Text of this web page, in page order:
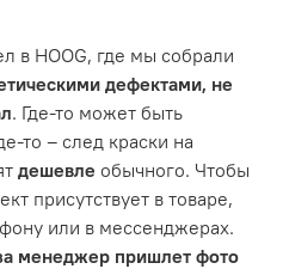
в HOOG, где мы собрали
дефектами, не
. Где-то может быть
то – след краски на
дешевле обычного. Чтобы
присутствует в товаре,
или в мессенджерах.
менеджер пришлет фото